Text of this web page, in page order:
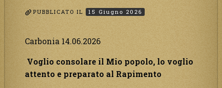
PUBBLICATO IL 15 Giugno 2026
Carbonia 14.06.2026
Voglio consolare il Mio popolo, lo voglio
attento e preparato al Rapimento